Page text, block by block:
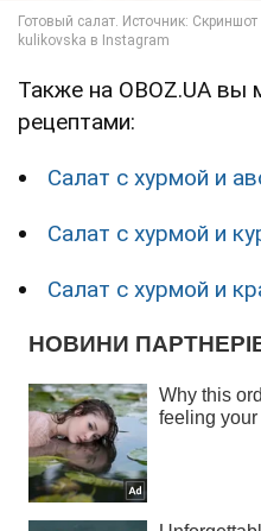
Также на OBOZ.UA вы
рецептами:
Салат с хурмой и
Салат с хурмой и
Салат с хурмой и